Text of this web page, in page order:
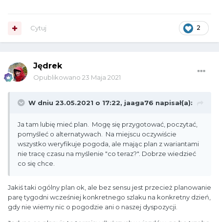
2
Cytuj
Jędrek
Opublikowano 23 Maja 2021
W dniu 23.05.2021 o 17:22, jaaga76 napisał(a):
Ja tam lubię mieć plan. Mogę się przygotować, poczytać,
pomyśleć o alternatywach. Na miejscu oczywiście
wszystko weryfikuje pogoda, ale mając plan z wariantami
nie tracę czasu na myślenie "co teraz?". Dobrze wiedzieć
co się chce.
Jakiś taki ogólny plan ok, ale bez sensu jest przecież planowanie
parę tygodni wcześniej konkretnego szlaku na konkretny dzień,
gdy nie wiemy nic o pogodzie ani o naszej dyspozycji.